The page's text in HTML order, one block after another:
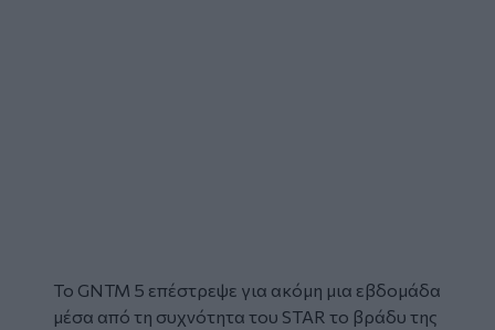
Το GNTM 5 επέστρεψε για ακόμη μια εβδομάδα
μέσα από τη συχνότητα του STAR το βράδυ της